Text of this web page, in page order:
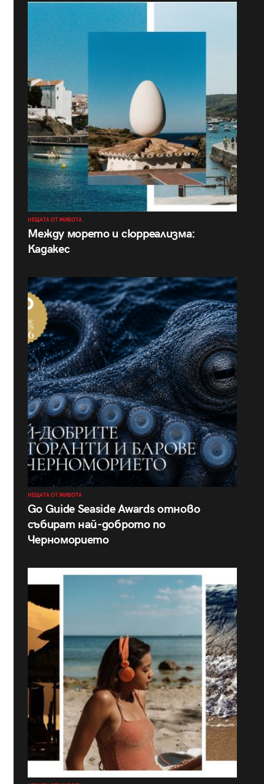
НЕЩАТА ОТ ЖИВОТА
Между морето и сюрреализма:
Кадакес
НЕЩАТА ОТ ЖИВОТА
Go Guide Seaside Awards отново
събират най-доброто по
Черноморието